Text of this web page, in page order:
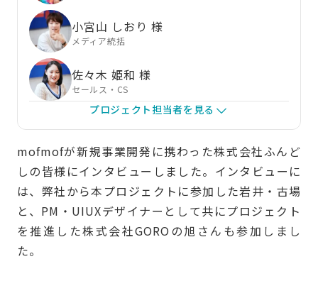
小宮山 しおり 様
メディア統括
佐々木 姫和 様
セールス・CS
プロジェクト担当者を見る
mofmofが新規事業開発に携わった株式会社ふんど
しの皆様にインタビューしました。インタビューに
は、弊社から本プロジェクトに参加した岩井・古場
と、PM・UIUXデザイナーとして共にプロジェクト
を推進した株式会社GOROの旭さんも参加しまし
た。